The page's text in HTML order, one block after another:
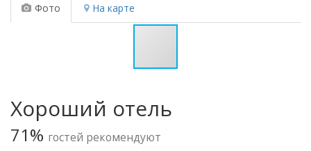
Фото На карте
Хороший отель
71% гостей рекомендуют